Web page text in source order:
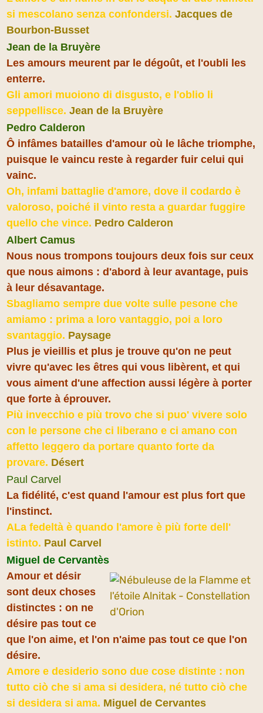
si mescolano senza confondersi. Jacques de
Bourbon-Busset
Jean de la Bruyère
Les amours meurent par le dégoût, et l'oubli les
enterre.
Gli amori muoiono di disgusto, e l'oblio li
seppellisce. Jean de la Bruyère
Pedro Calderon
Ô infâmes batailles d'amour où le lâche triomphe,
puisque le vaincu reste à regarder fuir celui qui
vainc.
Oh, infami battaglie d'amore, dove il codardo è
valoroso, poiché il vinto resta a guardar fuggire
quello che vince. Pedro Calderon
Albert Camus
Nous nous trompons toujours deux fois sur ceux
que nous aimons : d'abord à leur avantage, puis
à leur désavantage.
Sbagliamo sempre due volte sulle pesone che
amiamo : prima a loro vantaggio, poi a loro
svantaggio. Paysage
Plus je vieillis et plus je trouve qu'on ne peut
vivre qu'avec les êtres qui vous libèrent, et qui
vous aiment d'une affection aussi légère à porter
que forte à éprouver.
Più invecchio e più trovo che si puo' vivere solo
con le persone che ci liberano e ci amano con
affetto leggero da portare quanto forte da
provare. Désert
Paul Carvel
La fidélité, c'est quand l'amour est plus fort que
l'instinct.
ALa fedeltà è quando l'amore è più forte dell'
istinto. Paul Carvel
Miguel de Cervantès
Amour et désir
sont deux choses
distinctes : on ne
désire pas tout ce
que l'on aime, et l'on n'aime pas tout ce que l'on
désire.
Amore e desiderio sono due cose distinte : non
tutto ciò che si ama si desidera, né tutto ciò che
si desidera si ama. Miguel de Cervantes